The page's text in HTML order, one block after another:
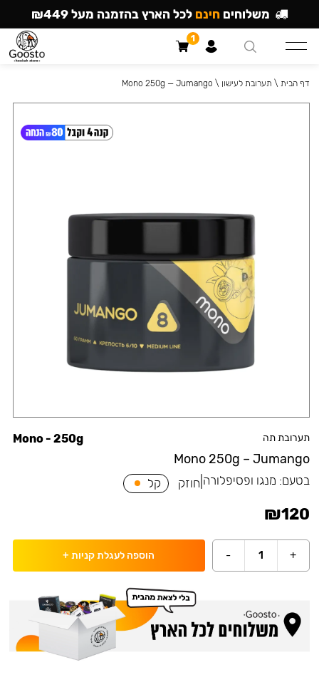
תערובת תה
Mono 250g – Jumango
Mono - 250g
בטעם: מנגו ופסיפלורה חוזק קל
₪120
+
1
- הוספה לעגלת קניות +
דף הבית \ תערובת לעישון \
Mono 250g — Jumango
משלוחים חינם לכל הארץ בהזמנה מעל ₪449
1